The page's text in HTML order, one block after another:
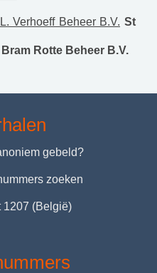
L. Verhoeff Beheer B.V. St
Bram Rotte Beheer B.V.
gebeld?
zoeken
1207 (België)